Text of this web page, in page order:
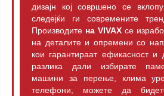
дизајн кој совршено се
следејќи ги современите
Производите на VIVAX се
на деталите и опремени со
кои гарантираат ефикасност и
разлика дали избирате
машини за перење, клима
телефони, можете да